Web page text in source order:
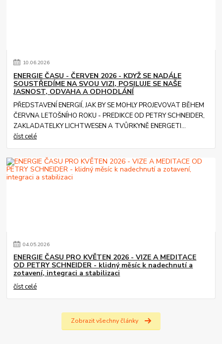
10.06.2026
ENERGIE ČASU - ČERVEN 2026 - KDYŽ SE NADÁLE
SOUSTŘEDÍME NA SVOU VIZI, POSILUJE SE NAŠE
JASNOST, ODVAHA A ODHODLÁNÍ
PŘEDSTAVENÍ ENERGIÍ, JAK BY SE MOHLY PROJEVOVAT BĚHEM
ČERVNA LETOŠNÍHO ROKU - PREDIKCE OD PETRY SCHNEIDER,
ZAKLADATELKY LICHTWESEN A TVŮRKYNĚ ENERGETI...
číst celé
04.05.2026
ENERGIE ČASU PRO KVĚTEN 2026 - VIZE A MEDITACE
OD PETRY SCHNEIDER - klidný měsíc k nadechnutí a
zotavení, integraci a stabilizaci
číst celé
Zobrazit všechny články